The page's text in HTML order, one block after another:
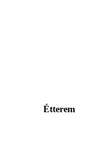
Étterem